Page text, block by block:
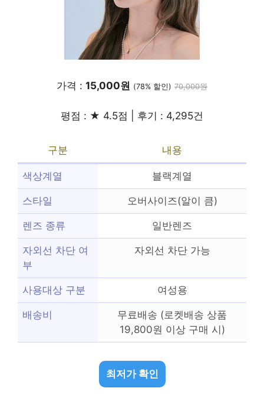
가격 : 15,000원 (78% 할인) 70,000원
평점 : ★ 4.5점 | 후기 : 4,295건
구분 내용
색상계열 블랙계열
스타일 오버사이즈(알이 큼)
렌즈 종류 일반렌즈
자외선 차단 여
부
자외선 차단 가능
사용대상 구분 여성용
배송비
무료배송 (로켓배송 상품
19,800원 이상 구매 시)
최저가 확인